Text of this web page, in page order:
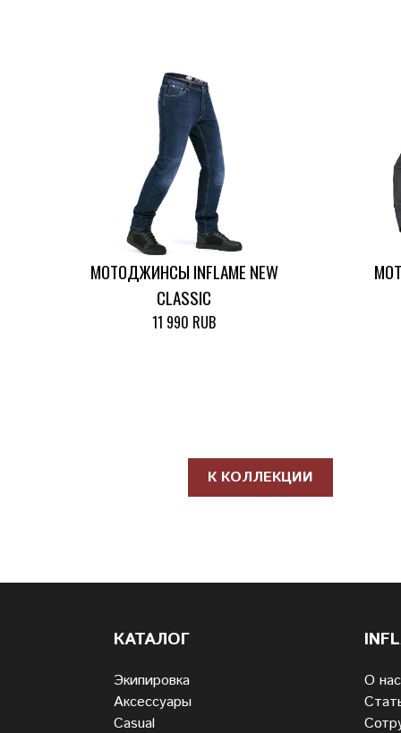
МОТОДЖИНСЫ INFLAME NEW
CLASSIC
11 990 RUB
К КОЛЛЕКЦИИ
КАТАЛОГ
Экипировка
Аксессуары
Casual
О нас